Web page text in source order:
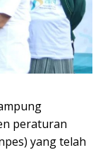
peraturan
yang telah